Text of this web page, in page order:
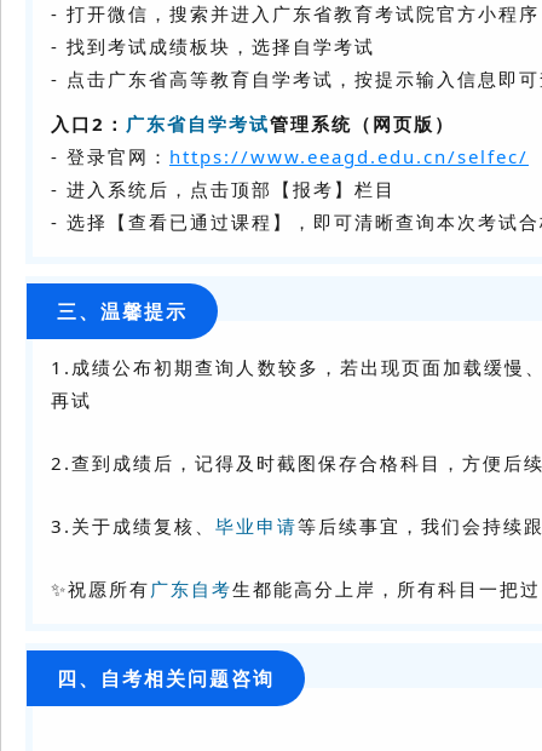
- 打开微信，搜索并进入广东省教育考试院官方小程序
- 找到考试成绩板块，选择自学考试
- 点击广东省高等教育自学考试，按提示输入信息即
入口2： 广东省自学考试管理系统（网页版）
- 登录官网： https://www.eeagd.edu.cn/selfec/
- 进入系统后，点击顶部【报考】栏目
- 选择【查看已通过课程】，即可清晰查询本次考试
三、温馨提示
1.成绩公布初期查询人数较多，若出现页面加载缓慢
再试
2.查到成绩后，记得及时截图保存合格科目，方便后
3.关于成绩复核、 毕业申请等后续事宜，我们会持续
✨祝愿所有广东自考生都能高分上岸，所有科目一把
四、自考相关问题咨询